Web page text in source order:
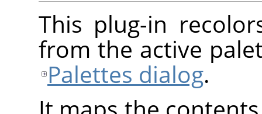
This plug-in
from the active
Palettes dialog.